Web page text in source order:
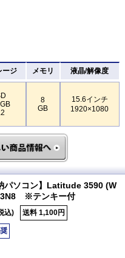
ージ メモリ 液晶/解像度
8
GB
15.6インチ
1920×1080
パソコン】Latitude 3590 (W
※テンキー付
込) 送料 1,100円